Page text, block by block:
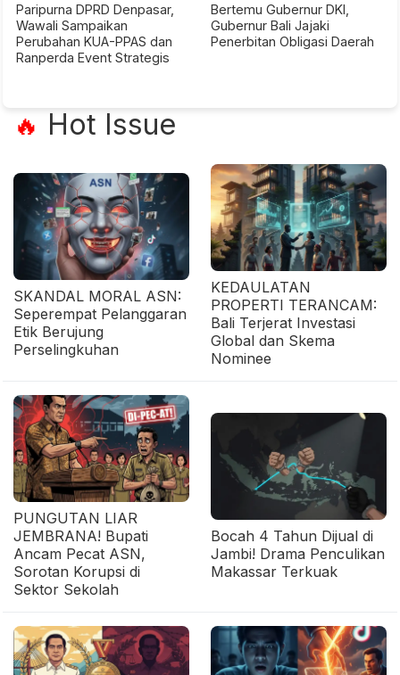
Paripurna DPRD Denpasar,
Wawali Sampaikan
Perubahan KUA-PPAS dan
Ranperda Event Strategis
Bertemu Gubernur DKI,
Gubernur Bali Jajaki
Penerbitan Obligasi Daerah
🔥 Hot Issue
SKANDAL MORAL ASN:
Seperempat Pelanggaran
Etik Berujung
Perselingkuhan
KEDAULATAN
PROPERTI TERANCAM:
Bali Terjerat Investasi
Global dan Skema
Nominee
PUNGUTAN LIAR
JEMBRANA! Bupati
Ancam Pecat ASN,
Sorotan Korupsi di
Sektor Sekolah
Bocah 4 Tahun Dijual di
Jambi! Drama Penculikan
Makassar Terkuak